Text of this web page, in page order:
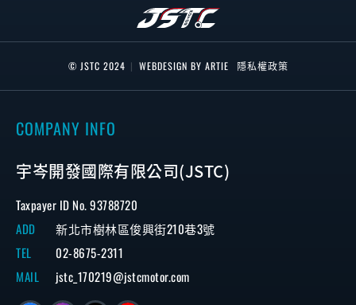
© JSTC 2024 | WEBDESIGN BY ARTIE 隱私權政策
COMPANY INFO
宇岑開發國際有限公司(JSTC)
Taxpayer ID No. 93788720
ADD
新北市樹林區俊興街210巷3號
TEL
02-8675-2311
MAIL
jstc_170219@jstcmotor.com